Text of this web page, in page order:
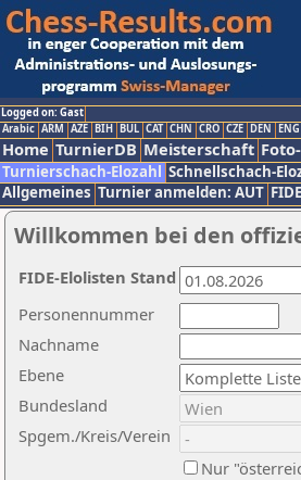
Logged on: Gast
Arabic ARM AZE BIH BUL CAT CHN CRO CZE DEN ENG
Home TurnierDB Meisterschaft
Turnierschach-Elozahl Schnellschach-
Allgemeines Turnier anmelden: AUT FIDE
Willkommen bei den
Nachname
Ebene
Personennummer
Bundesland
Spgem./Kreis/Verein
Nur
FIDE-Elolisten Stand